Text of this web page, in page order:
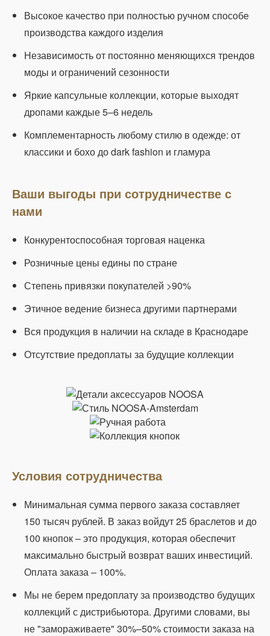
Высокое качество при полностью ручном способе
производства каждого изделия
Независимость от постоянно меняющихся трендов
моды и ограничений сезонности
Яркие капсульные коллекции, которые выходят
дропами каждые 5–6 недель
Комплементарность любому стилю в одежде: от
классики и бохо до dark fashion и гламура
Ваши выгоды при сотрудничестве с
нами
Конкурентоспособная торговая наценка
Розничные цены едины по стране
Степень привязки покупателей >90%
Этичное ведение бизнеса другими партнерами
Вся продукция в наличии на складе в Краснодаре
Отсутствие предоплаты за будущие коллекции
Условия сотрудничества
Минимальная сумма первого заказа составляет
150 тысяч рублей. В заказ войдут 25 браслетов и до
100 кнопок – это продукция, которая обеспечит
максимально быстрый возврат ваших инвестиций.
Оплата заказа – 100%.
Мы не берем предоплату за производство будущих
коллекций с дистрибьютора. Другими словами, вы
не "замораживаете" 30%–50% стоимости заказа на